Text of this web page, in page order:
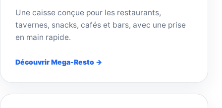
Une caisse conçue pour les restaurants,
tavernes, snacks, cafés et bars, avec une prise
en main rapide.
Découvrir Mega-Resto →